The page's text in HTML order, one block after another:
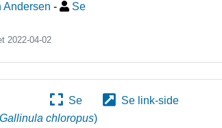
Andersen -
Se
2022-04-02
Se
Se link-side
Gallinula chloropus)